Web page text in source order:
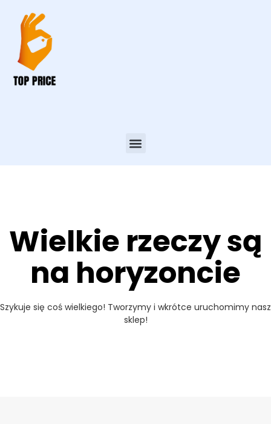
Wielkie rzeczy są
na horyzoncie
Szykuje się coś wielkiego! Tworzymy i wkrótce uruchomimy nasz
sklep!